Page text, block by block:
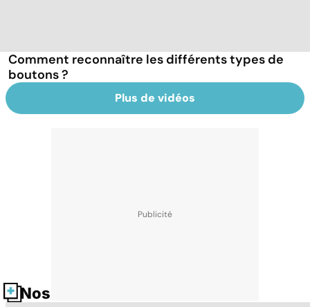
Comment reconnaître les différents types de
boutons ?
Plus de vidéos
Nos fiches santé